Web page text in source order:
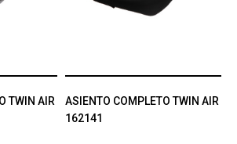
TWIN AIR
ASIENTO COMPLETO TWIN AIR
162141